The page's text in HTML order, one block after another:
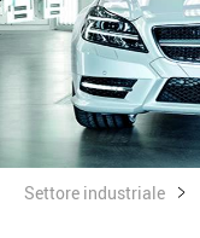
Settore industriale